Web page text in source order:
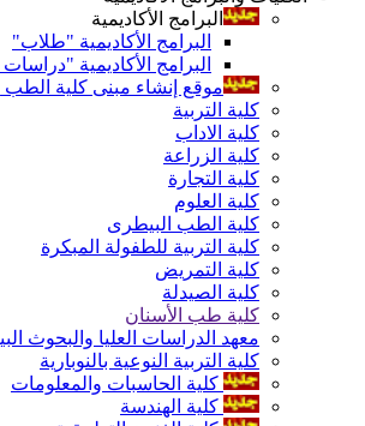
البرامج الأكاديمية
البرامج الأكاديمية "طلاب"
البرامج الأكاديمية
موقع إنشاء مبنى كلية الطب
كلية التربية
كلية الاداب
كلية الزراعة
كلية التجارة
كلية العلوم
كلية الطب البيطرى
كلية التربية للطفولة المبكرة
كلية التمريض
كلية الصيدلة
كلية طب الأسنان
معهد الدراسات العليا والبحوث
كلية التربية النوعية بالنوبارية
كلية الحاسبات والمعلومات
كلية الهندسة